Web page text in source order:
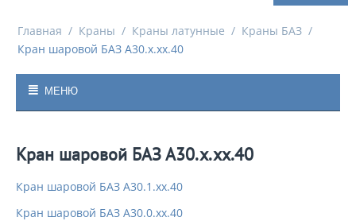
Главная / Краны / Краны латунные / Краны БАЗ /
Кран шаровой БАЗ А30.х.хх.40
МЕНЮ
Кран шаровой БАЗ А30.х.хх.40
Кран шаровой БАЗ А30.1.хх.40
Кран шаровой БАЗ А30.0.хх.40